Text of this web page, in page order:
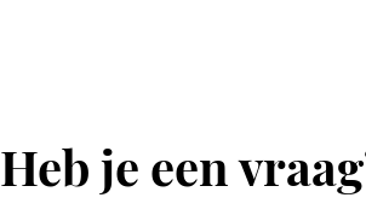
Heb je een